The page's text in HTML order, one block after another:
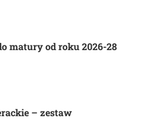
matury od roku 2026-28
– zestaw